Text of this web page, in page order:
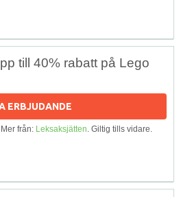
till 40% rabatt på Lego
ERBJUDANDE
från: Leksaksjätten. Giltig tills vidare.